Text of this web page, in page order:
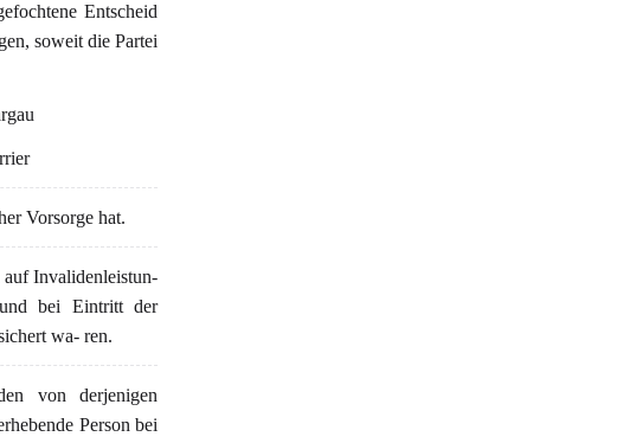
Entscheid
soweit die Partei
Vorsorge hat.
Invalidenleistun-
bei Eintritt der
wa- ren.
von derjenigen
Person bei